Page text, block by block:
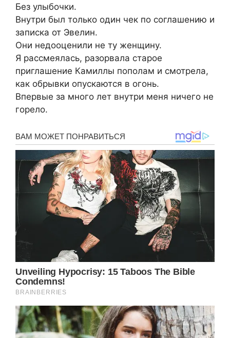
Без улыбочки.
Внутри был только один чек по соглашению и
записка от Эвелин.
Они недооценили не ту женщину.
Я рассмеялась, разорвала старое
приглашение Камиллы пополам и смотрела,
как обрывки опускаются в огонь.
Впервые за много лет внутри меня ничего не
горело.